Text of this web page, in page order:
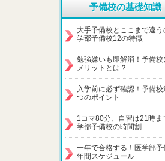
予備校の基礎知識
大手予備校とここまで違う
学部予備校12の特徴
勉強嫌いも即解消！予備校
メリットとは？
入学前に必ず確認！予備校
つのポイント
1コマ80分、自習は21時ま
学部予備校の時間割
一年で合格する！医学部予
年間スケジュール